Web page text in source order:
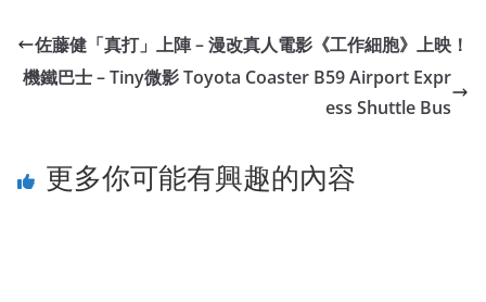
佐藤健「真打」上陣 – 漫改真人電影《工作細胞》上映！
機鐵巴士 – Tiny微影 Toyota Coaster B59 Airport Expr
ess Shuttle Bus
更多你可能有興趣的內容